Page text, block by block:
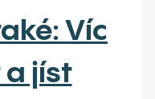
Víc
jíst